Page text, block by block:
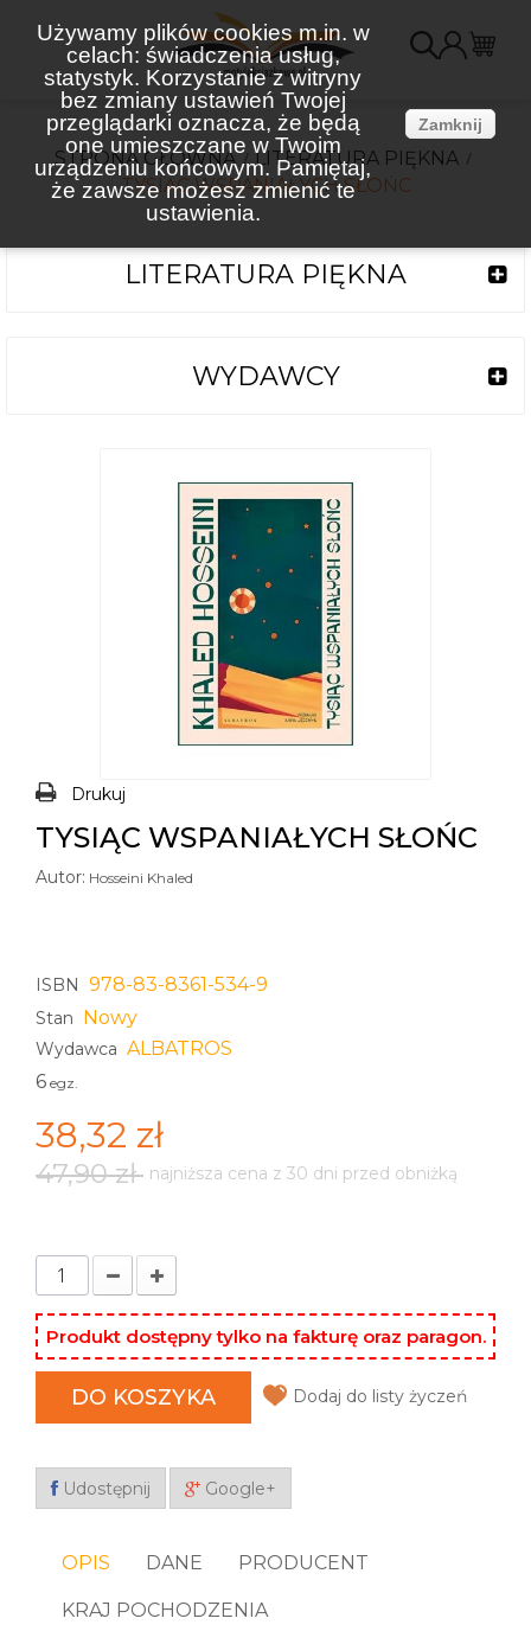
Używamy plików cookies m.in. w
celach: świadczenia usług,
statystyk. Korzystanie z witryny
bez zmiany ustawień Twojej
przeglądarki oznacza, że będą
one umieszczane w Twoim
urządzeniu końcowym. Pamiętaj,
że zawsze możesz zmienić te
ustawienia.
Zamknij
STRONA GŁÓWNA
LITERATURA PIĘKNA
TYSIĄC WSPANIAŁYCH SŁOŃC
LITERATURA PIĘKNA
WYDAWCY
Drukuj
TYSIĄC WSPANIAŁYCH SŁOŃC
Autor: Hosseini Khaled
ISBN 978-83-8361-534-9
Stan Nowy
Wydawca ALBATROS
6 egz.
38,32 zł
47,90 zł najniższa cena z 30 dni przed obniżką
Produkt dostępny tylko na fakturę oraz paragon.
DO KOSZYKA Dodaj do listy życzeń
Udostępnij Google+
OPIS DANE PRODUCENT
KRAJ POCHODZENIA